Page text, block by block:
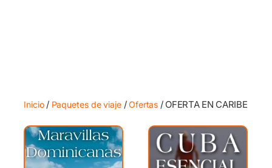
Inicio/ Paquetes de viaje/Ofertas / OFERTA EN CARIBE